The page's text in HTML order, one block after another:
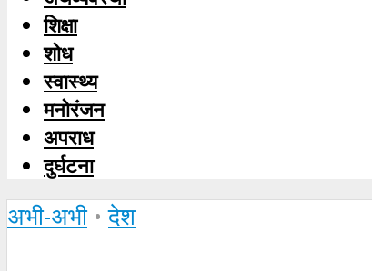
शिक्षा
शोध
स्‍वास्‍थ्‍य
मनोरंजन
अपराध
दुर्घटना
अभी-अभी • देश